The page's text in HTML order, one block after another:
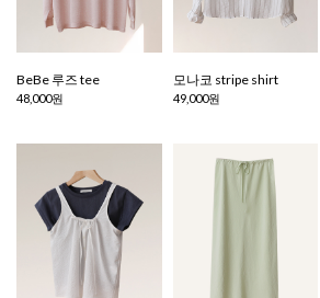
BeBe 루즈 tee
48,000원
모나코 stripe shirt
49,000원